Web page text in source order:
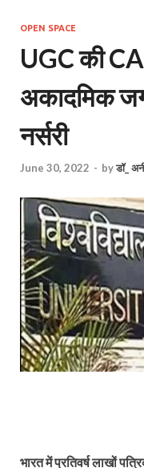
OPEN SPACE
UGC की
अकादमिक
नर्सरी
June 30, 2022 - byडॉ_
भारत में प्रतिवर्ष लाखों